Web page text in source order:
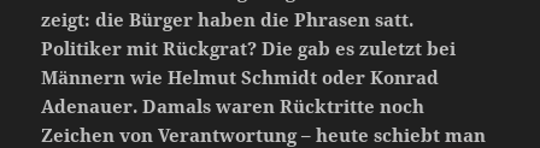
zeigt: die Bürger haben die Phrasen satt.
Politiker mit Rückgrat? Die gab es zuletzt bei
Männern wie Helmut Schmidt oder Konrad
Adenauer. Damals waren Rücktritte noch
Zeichen von Verantwortung – heute schiebt man